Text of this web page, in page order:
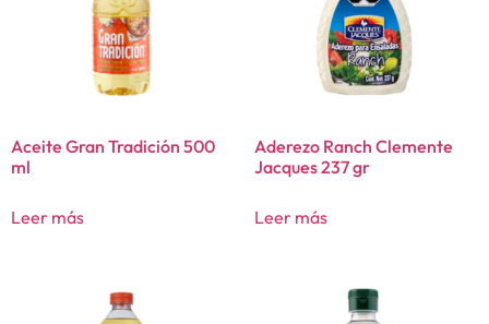
Aceite Gran Tradición 500
ml
Leer más
Aderezo Ranch Clemente
Jacques 237 gr
Leer más